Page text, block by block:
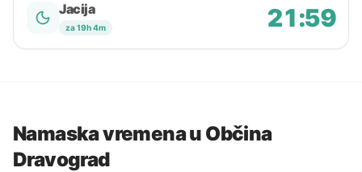
Jacija
za 19h 4m 21:59
Namaska vremena u Občina
Dravograd